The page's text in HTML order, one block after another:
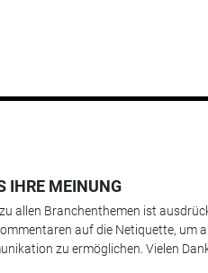
IHRE MEINUNG
allen Branchenthemen ist
auf die Netiquette, um
zu ermöglichen. Vielen